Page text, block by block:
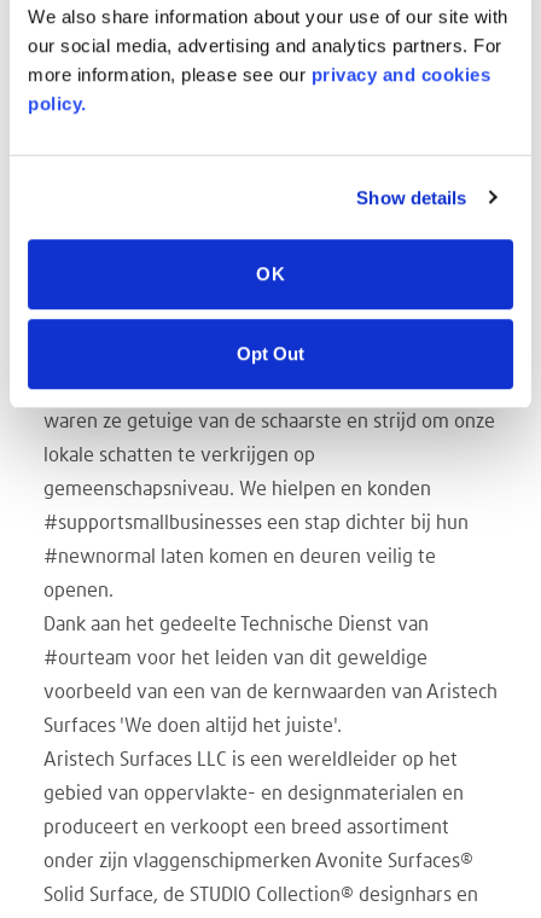
We also share information about your use of our site with
our social media, advertising and analytics partners. For
more information, please see our privacy and cookies
policy.
Show details
OK
Opt Out
alleen een professionele opleiding dat kan. De
behoefte aan ontsmetting en veiligheid is altijd
aanwezig, maar een rode draad brengt alles samen,
het kristalheldere acryl voor algemeen gebruik.
Deze visie is zo cruciaal om overal ""weer aan het
lokale verzoeken binnenkwamen voor onze
kristalheldere AcryClear™- en AcryBright™-sheets
om als barrière te gebruiken. Gezien de wereldwijde
toestroom hoorden ze uit eerste hand over en
waren ze getuige van de schaarste en strijd om onze
lokale schatten te verkrijgen op
gemeenschapsniveau. We hielpen en konden
#supportsmallbusinesses een stap dichter bij hun
#newnormal laten komen en deuren veilig te
openen.
Dank aan het gedeelte Technische Dienst van
#ourteam voor het leiden van dit geweldige
voorbeeld van een van de kernwaarden van Aristech
Surfaces 'We doen altijd het juiste'.
Aristech Surfaces LLC is een wereldleider op het
gebied van oppervlakte- en designmaterialen en
produceert en verkoopt een breed assortiment
onder zijn vlaggenschipmerken Avonite Surfaces®
Solid Surface, de STUDIO Collection® designhars en